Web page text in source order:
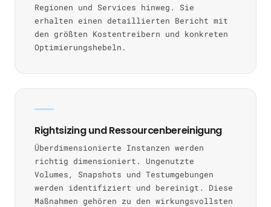
Regionen und Services hinweg. Sie
erhalten einen detaillierten Bericht mit
den größten Kostentreibern und konkreten
Optimierungshebeln.
Rightsizing und Ressourcenbereinigung
Überdimensionierte Instanzen werden
richtig dimensioniert. Ungenutzte
Volumes, Snapshots und Testumgebungen
werden identifiziert und bereinigt. Diese
Maßnahmen gehören zu den wirkungsvollsten